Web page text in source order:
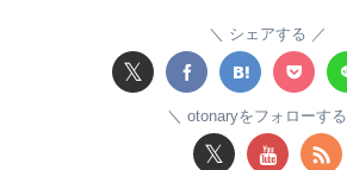
みいちゃん、セコカンになる
シェアする
𝕏
otonaryをフォローする
𝕏